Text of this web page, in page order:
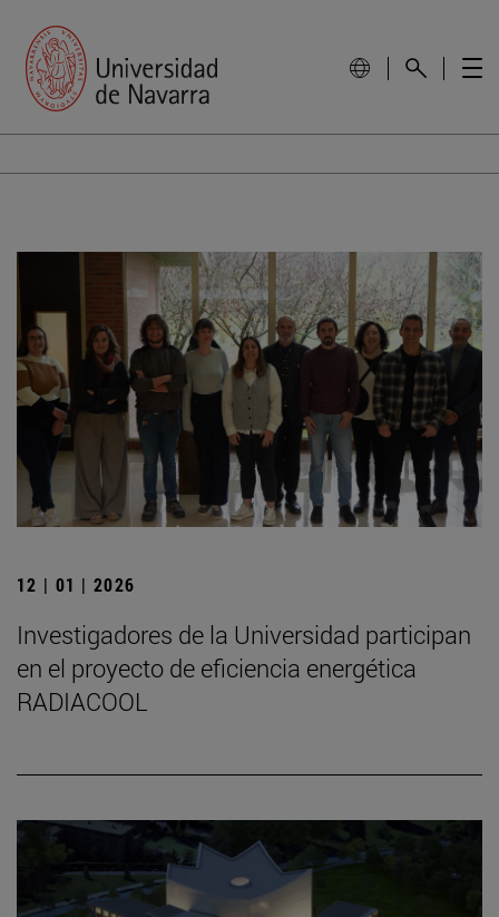
12 | 01 | 2026
Investigadores de la Universidad participan
en el proyecto de eficiencia energética
RADIACOOL